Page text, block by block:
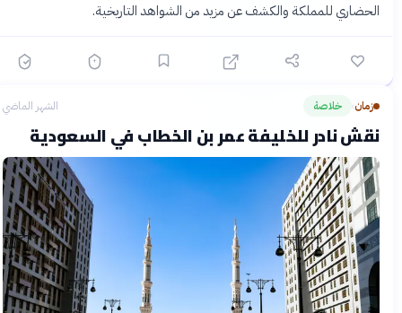
الحضاري للمملكة والكشف عن مزيد من الشواهد التاريخية.
زمان› خلاصة الشهر الماضي
نقش نادر للخليفة عمر بن الخطاب في السعودية